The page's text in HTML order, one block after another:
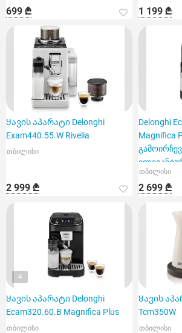
699 ₾ 1 199 ₾
Ყავის აპარატი Delonghi
Exam440.55.W Rivelia
თბილისი
2 999 ₾
Delonghi
Magnifica
თბილისი
2 699 ₾
4
Ყავის აპარატი Delonghi
Ecam320.60.B Magnifica Plus
თბილისი
Ყავის
Tcm350W
თბილისი